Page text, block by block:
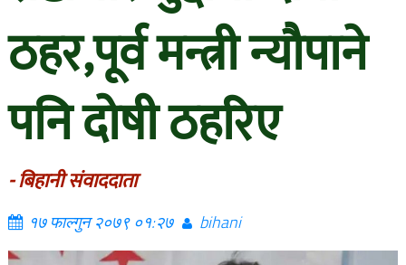
ठहर,पूर्व मन्त्री न्यौपाने
पनि दोषी ठहरिए
- बिहानी संवाददाता
१७ फाल्गुन २०७९ ०१:२७ bihani